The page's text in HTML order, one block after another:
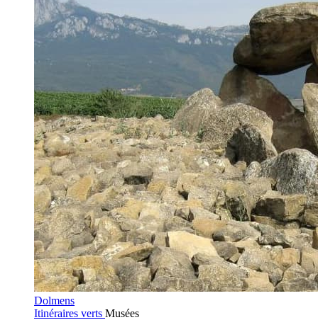
Dolmens
Itinéraires verts Musées